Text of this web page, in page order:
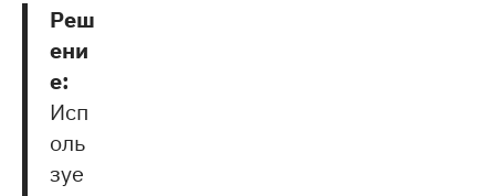
Реш
ени
е:
Исп
оль
зуе